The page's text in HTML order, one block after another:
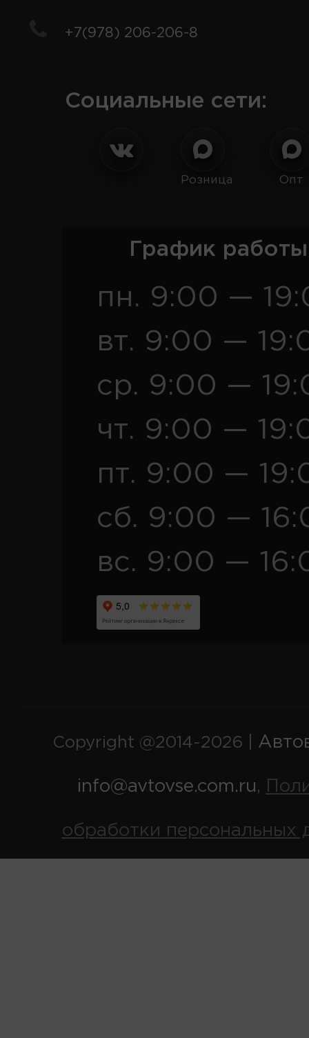
+7(978) 206-206-8
Социальные сети:
Розница Опт
График
пн. 9:00 —
вт. 9:00 —
ср. 9:00 —
чт. 9:00 —
пт. 9:00 —
сб. 9:00 —
вс. 9:00 —
Copyright @2014-2026 |
info@avtovse.com.ru,
обработки персональных